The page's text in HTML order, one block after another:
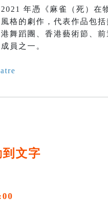
年憑《麻雀（死）
格的劇作，代表作品包
舞蹈團、香港藝術節、
員之一。
文字